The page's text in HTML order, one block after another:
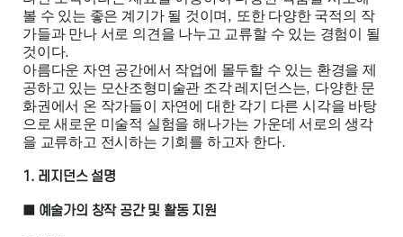
볼 수 있는 좋은 계기가 될 것이며 , 또한 다양한 국적의 작
가들과 만나 서로 의견을 나누고 교류할 수 있는 경험이 될
것이다.
아름다운 자연 공간에서 작업에 몰두할 수 있는 환경을 제
공하고 있는 모산조형미술관 조각 레지던스는, 다양한 문
화권에서 온 작가들이 자연에 대한 각기 다른 시각을 바탕
으로 새로운 미술적 실험을 해나가는 가운데 서로의 생각
을 교류하고 전시하는 기회를 하고자 한다.
1. 레지던스 설명
■ 예술가의 창작 공간 및 활동 지원